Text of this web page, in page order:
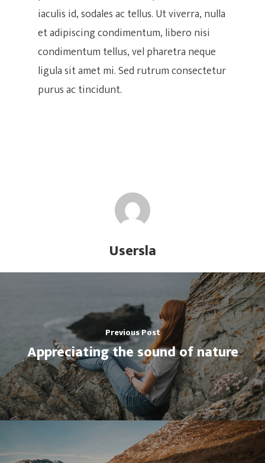
iaculis id, sodales ac tellus. Ut viverra, nulla
et adipiscing condimentum, libero nisi
condimentum tellus, vel pharetra neque
ligula sit amet mi. Sed rutrum consectetur
purus ac tincidunt.
Usersla
Previous Post
Appreciating the sound of nature
Online
Precios Y Paquetes
Niños
Iniciación (4 – 6)
Actividades
Workshops Swing
Nosotros
DIRECCIÓN:
Carrera 31 # 7-25 Cali
CONTACTO DE PRENSA:
(60)2 393 6081 | (60)2
(60) 317 893 3072
CORREO ELECTRÓNICO:
Escuela@swinglatino.co